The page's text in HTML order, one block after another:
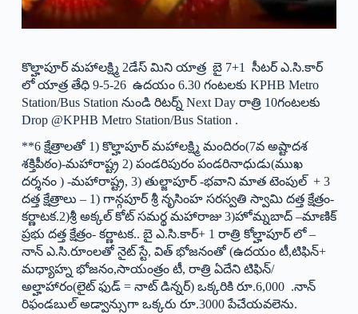
కొల్హాపూర్ మహాలక్ష్మి 2డేస్ మిని యాత్ర బై 7+1 సీటర్ ఎ.సి.కార్
లో యాత్ర తేధి 9-5-26 ఉదయం 6.30 గంటలకు KPHB Metro
Station/Bus Station నుండి రిటర్న్ Next Day రాత్రి 10గంటలకు
Drop @KPHB Metro Station/Bus Station .
**6 క్షేత్రాలతో 1) కొల్హాపూర్ మహాలక్ష్మి మందిరం(7వ అష్టాదశ
శక్తిపీఠం)-మహారాష్ట్ర 2) పండరిపురం పండరినాధుడు(ముఖ
దర్శనం ) -మహారాష్ట్ర, 3) తుల్జాపూర్ -భవాని మాత టెంపుల్ + 3
దత్త క్షేత్రాలు – 1) గాన్గపూర్ శ్రీ నృసింహ సరస్వతి స్వామి దత్త క్షేత్రం-
కర్ణాటక.2)శ్రీ అక్కల్ కోట్ సమర్థ మహారాజు 3)హోమ్నబాద్ –మాణిక్
ప్రభు దత్త క్షేత్రం- కర్ణాటక.. బై ఎ.సి.కార్+ 1 రాత్రి కోల్హాపూర్ లో –
నాన్ ఎ.సి.రూంలతో నైట్ స్టే, విత్ భోజనంతో (ఉదయం టీ,టిఫిన్+
మధ్యాహ్న భోజనం,సాయంత్రం టీ, రాత్రి ఏదేని టిఫిన్/
అల్హాహారం(లైట్ ఫుడ్ = నాట్ డిన్నర్) ఒక్కరికి రూ.6,000 .నాన్
రిఫండబుల్ అడ్వాన్సుగా ఒక్కరు రూ.3000 పేచేయవలెను.